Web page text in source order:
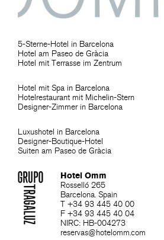
5-Sterne-Hotel in Barcelona
Hotel am Paseo de Gràcia
Hotel mit Terrasse im Zentrum
Hotel mit Spa in Barcelona
Hotelrestaurant mit Michelin-Stern
Designer-Zimmer in Barcelona
Luxushotel in Barcelona
Designer-Boutique-Hotel
Suiten am Paseo de Gràcia
Hotel Omm
Rosselló 265
Barcelona. Spain
T +34 93 445 40 00
F +34 93 445 40 04
NIRC: HB-004273
reservas@hotelomm.com